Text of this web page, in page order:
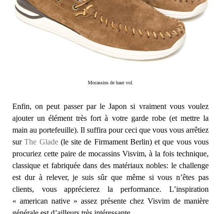
Mocassins de haut vol.
Enfin, on peut passer par le Japon si vraiment vous voulez
ajouter un élément très fort à votre garde robe (et mettre la
main au portefeuille). Il suffira pour ceci que vous vous arrêtiez
surThe Glade(le site de Firmament Berlin) et que vous vous
procuriez cette paire de mocassins Visvim, à la fois technique,
classique et fabriquée dans des matériaux nobles: le challenge
est dur à relever, je suis sûr que même si vous n’êtes pas
clients, vous apprécierez la performance. L’inspiration
« american native » assez présente chez Visvim de manière